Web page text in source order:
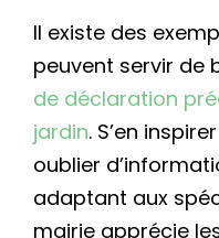
Il existe des
peuvent servir de
de déclaration
jardin. S’en
oublier
adaptant aux
mairie apprécie